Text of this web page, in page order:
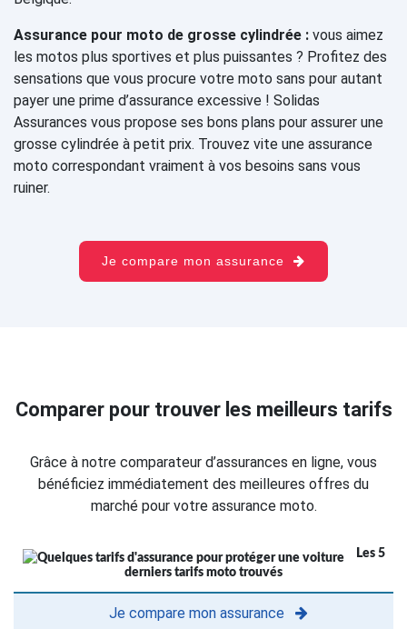
Assurance pour moto de grosse cylindrée : vous aimez
les motos plus sportives et plus puissantes ? Profitez des
sensations que vous procure votre moto sans pour autant
payer une prime d’assurance excessive ! Solidas
Assurances vous propose ses bons plans pour assurer une
grosse cylindrée à petit prix. Trouvez vite une assurance
moto correspondant vraiment à vos besoins sans vous
ruiner.
Je compare mon assurance
Comparer pour trouver les meilleurs tarifs
Grâce à notre comparateur d’assurances en ligne, vous
bénéficiez immédiatement des meilleures offres du
marché pour votre assurance moto.
Les 5
derniers tarifs moto trouvés
Je compare mon assurance